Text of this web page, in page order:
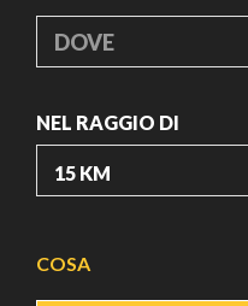
DOVE
NEL RAGGIO DI
COSA